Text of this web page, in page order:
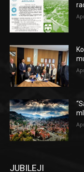
JUBILEJI